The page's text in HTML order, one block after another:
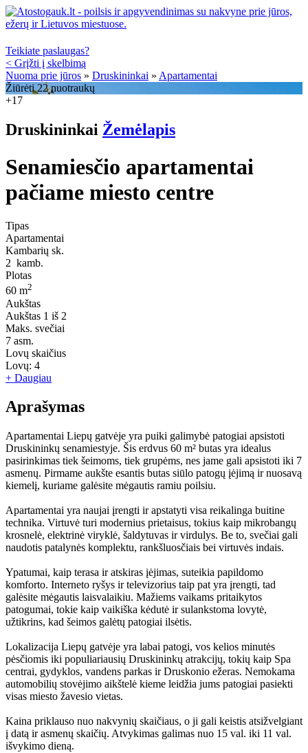
Teikiate paslaugas?
< Grįžti į skelbimą
Nuoma prie jūros » Druskininkai » Apartamentai
Žiūrėti 22 nuotraukų
+17
Druskininkai Žemėlapis
Senamiesčio apartamentai
pačiame miesto centre
Tipas
Apartamentai
Kambarių sk.
2 kamb.
Plotas
60 m2
Aukštas
Aukštas 1 iš 2
Maks. svečiai
7 asm.
Lovų skaičius
Lovų: 4
+ Daugiau
Aprašymas
Apartamentai Liepų gatvėje yra puiki galimybė patogiai apsistoti
Druskininkų senamiestyje. Šis erdvus 60 m² butas yra idealus
pasirinkimas tiek šeimoms, tiek grupėms, nes jame gali apsistoti iki 7
asmenų. Pirmame aukšte esantis butas siūlo patogų įėjimą ir nuosavą
kiemelį, kuriame galėsite mėgautis ramiu poilsiu.
Apartamentai yra naujai įrengti ir apstatyti visa reikalinga buitine
technika. Virtuvė turi modernius prietaisus, tokius kaip mikrobangų
krosnelė, elektrinė viryklė, šaldytuvas ir virdulys. Be to, svečiai gali
naudotis patalynės komplektu, rankšluosčiais bei virtuvės indais.
Ypatumai, kaip terasa ir atskiras įėjimas, suteikia papildomo
komforto. Interneto ryšys ir televizorius taip pat yra įrengti, tad
galėsite mėgautis laisvalaikiu. Mažiems vaikams pritaikytos
patogumai, tokie kaip vaikiška kėdutė ir sulankstoma lovytė,
užtikrins, kad šeimos galėtų patogiai ilsėtis.
Lokalizacija Liepų gatvėje yra labai patogi, vos kelios minutės
pėsčiomis iki populiariausių Druskininkų atrakcijų, tokių kaip Spa
centrai, gydyklos, vandens parkas ir Druskonio ežeras. Nemokama
automobilių stovėjimo aikštelė kieme leidžia jums patogiai pasiekti
visas miesto žavesio vietas.
Kaina priklauso nuo nakvynių skaičiaus, o ji gali keistis atsižvelgiant
į datą ir asmenų skaičių. Atvykimas galimas nuo 15 val. iki 11 val.
išvykimo dieną.